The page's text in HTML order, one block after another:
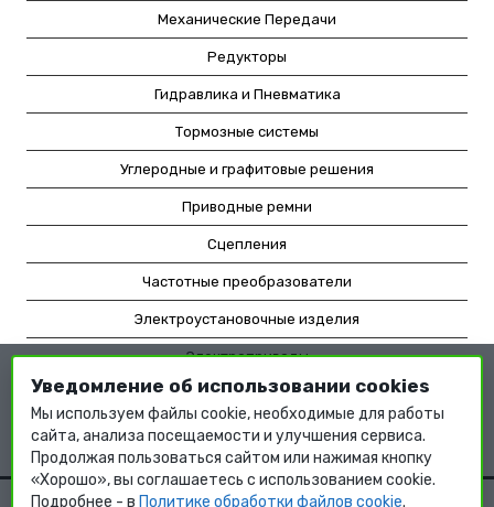
Механические Передачи
Редукторы
Гидравлика и Пневматика
Тормозные системы
Углеродные и графитовые решения
Приводные ремни
Сцепления
Частотные преобразователи
Электроустановочные изделия
Электроприводы
Насосное оборудование
Мотор-редукторы
Уведомление об использовании cookies
Мы используем файлы cookie, необходимые для работы
сайта, анализа посещаемости и улучшения сервиса.
Продолжая пользоваться сайтом или нажимая кнопку
«Хорошо», вы соглашаетесь с использованием cookie.
Подробнее - в Политике обработки файлов cookie.